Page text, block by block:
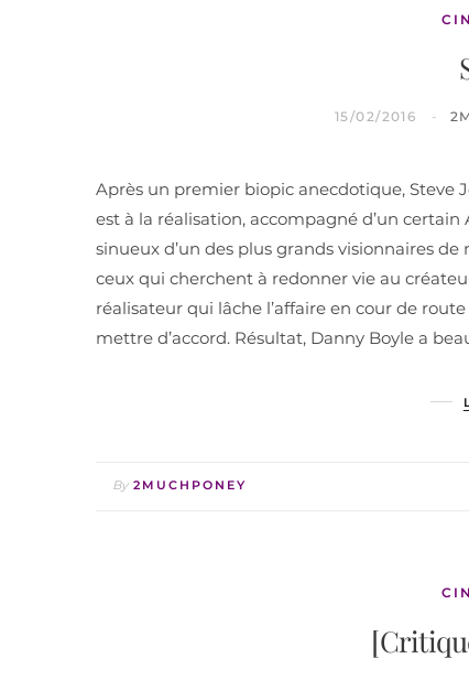
15/02/2016
Après un premier biopic anecdotique, Steve
est à la réalisation, accompagné d’un
sinueux d’un des plus grands visionnaires
ceux qui cherchent à redonner vie au
réalisateur qui lâche l’affaire en cour de
mettre d’accord. Résultat, Danny Boyle a
By 2MUCHPONEY